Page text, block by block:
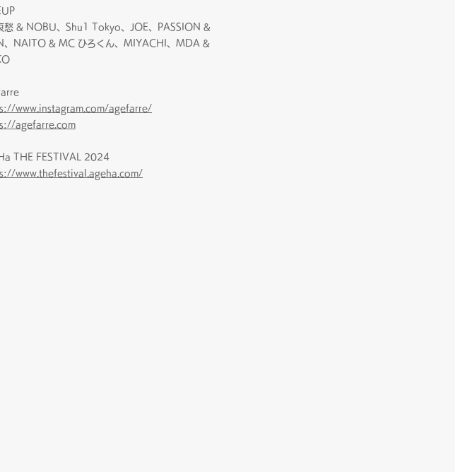
愁 & NOBU、Shu1 Tokyo、JOE、PASSION &
、NAITO & MC ひろくん、MIYACHI、MDA &
www.instagram.com/agefarre/
agefarre.com
THE FESTIVAL 2024
www.thefestival.ageha.com/